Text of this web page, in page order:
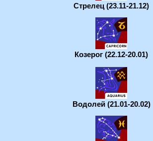
Стрелец (23.11-21.12)
Козерог (22.12-20.01)
Водолей (21.01-20.02)